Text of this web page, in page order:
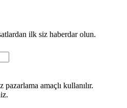
ilk siz haberdar olun.
amaçlı kullanılır.